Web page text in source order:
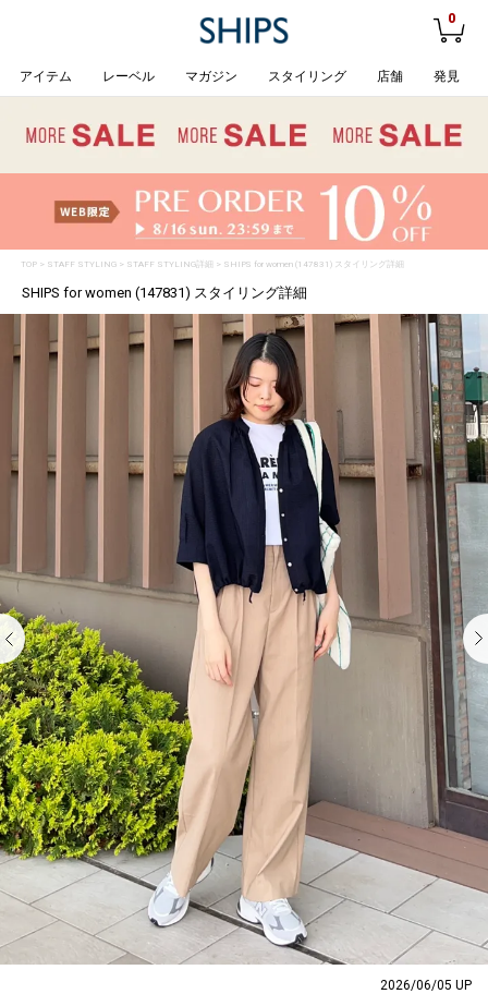
0
アイテム レーベル マガジン スタイリング 店舗 発見
TOP> STAFF STYLING> STAFF STYLING詳細 > SHIPS for women (147831) スタイリング詳細
SHIPS for women (147831) スタイリング詳細
2026/06/05 UP